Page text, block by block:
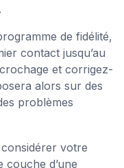
de fidélité,
contact jusqu’au
et corrigez-
alors sur des
problèmes
votre
couche d’une